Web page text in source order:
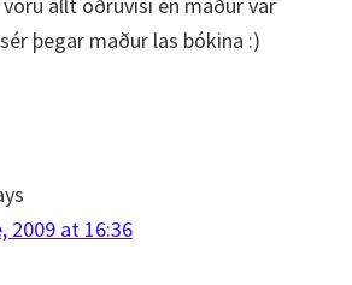
þegar maður las bókina :)
2009 at 16:36